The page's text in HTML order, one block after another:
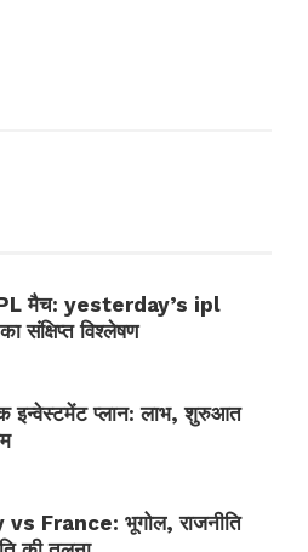
मैच: yesterday’s ipl
संक्षिप्त विश्लेषण
इन्वेस्टमेंट प्लान: लाभ, शुरुआत
France: भूगोल, राजनीति